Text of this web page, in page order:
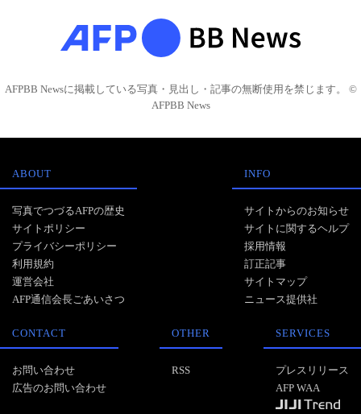
AFPBB Newsに掲載している写真・見出し・記事の無断使用を禁じます。 ©
AFPBB News
ABOUT
写真でつづるAFPの歴史
サイトポリシー
プライバシーポリシー
利用規約
運営会社
AFP通信会長ごあいさつ
INFO
サイトからのお知らせ
サイトに関するヘルプ
採用情報
訂正記事
サイトマップ
ニュース提供社
CONTACT
お問い合わせ
広告のお問い合わせ
OTHER
RSS
SERVICES
プレスリリース
AFP WAA